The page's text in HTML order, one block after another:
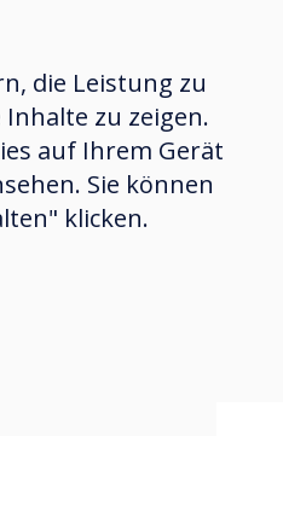
jetzt
sein. “
die Leistung zu
zu zeigen.
auf Ihrem Gerät
Sie können
klicken.